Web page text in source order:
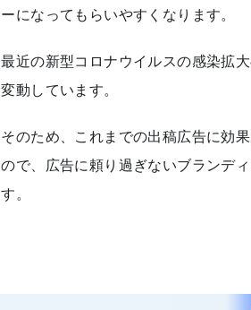
ーになってもらいやすくなります。
最近の新型コロナウイルスの感染拡
変動しています。
そのため、これまでの出稿広告に効
ので、広告に頼り過ぎないブランデ
す。